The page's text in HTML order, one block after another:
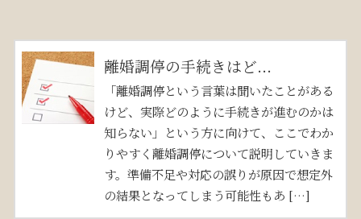
離婚調停の手続きはど...
「離婚調停という言葉は聞いたことがある
けど、実際どのように手続きが進むのかは
知らない」という方に向けて、ここでわか
りやすく離婚調停について説明していきま
す。準備不足や対応の誤りが原因で想定外
の結果となってしまう可能性もあ […]